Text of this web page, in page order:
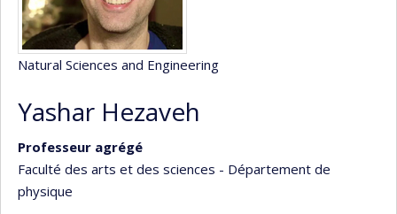
Natural Sciences and Engineering
Yashar Hezaveh
Professeur agrégé
Faculté des arts et des sciences - Département de
physique